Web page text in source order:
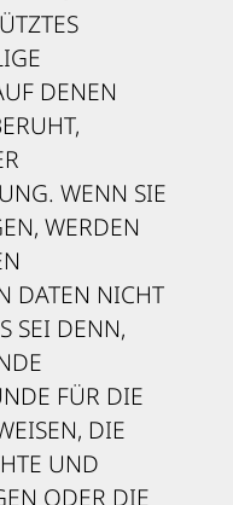
DENEN
WENN SIE
WERDEN
DATEN NICHT
SEI DENN,
FÜR DIE
DIE
UND
ODER DIE